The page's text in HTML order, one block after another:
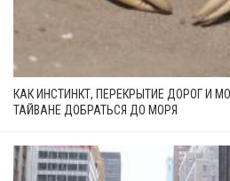
КАК ИНСТИНКТ, ПЕРЕКРЫТИЕ ДОРОГ И
ТАЙВАНЕ ДОБРАТЬСЯ ДО МОРЯ